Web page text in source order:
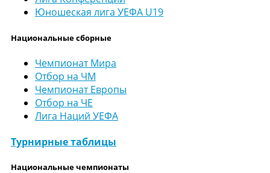
Юношеская лига УЕФА U19
Национальные сборные
Чемпионат Мира
Отбор на ЧМ
Чемпионат Европы
Отбор на ЧЕ
Лига Наций УЕФА
Турнирные таблицы
Национальные чемпионаты